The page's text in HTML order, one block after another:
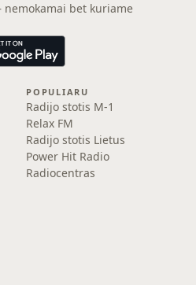
bet kuriame
POPULIARU
Radijo stotis M-1
Relax FM
Radijo stotis Lietus
Power Hit Radio
Radiocentras